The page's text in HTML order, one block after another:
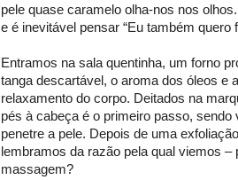
pele quase caramelo olha-nos nos
e é inevitável pensar “Eu também quero
Entramos na sala quentinha, um forno
tanga descartável, o aroma dos óleos e
relaxamento do corpo. Deitados na
pés à cabeça é o primeiro passo, sendo
penetre a pele. Depois de uma
lembramos da razão pela qual viemos –
massagem?